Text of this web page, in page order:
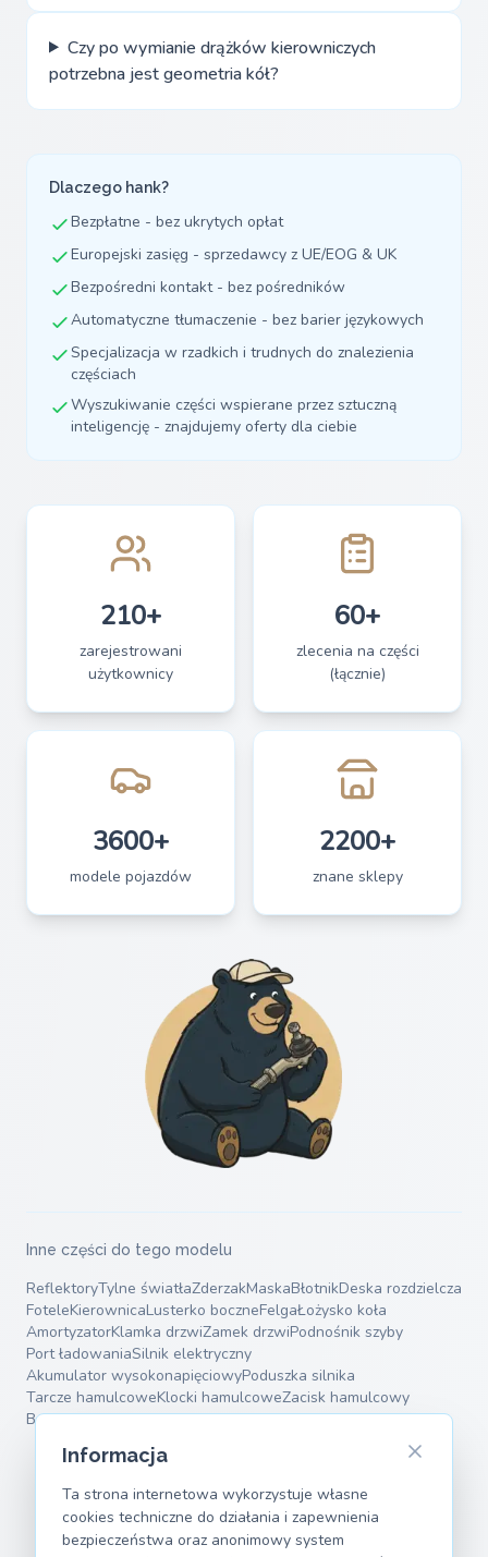
Czy po wymianie drążków kierowniczych
potrzebna jest geometria kół?
Dlaczego hank?
Bezpłatne - bez ukrytych opłat
Europejski zasięg - sprzedawcy z UE/EOG & UK
Bezpośredni kontakt - bez pośredników
Automatyczne tłumaczenie - bez barier językowych
Specjalizacja w rzadkich i trudnych do znalezienia
częściach
Wyszukiwanie części wspierane przez sztuczną
inteligencję - znajdujemy oferty dla ciebie
210+
zarejestrowani
użytkownicy
60+
zlecenia na części
(łącznie)
3600+
modele pojazdów
2200+
znane sklepy
Inne części do tego modelu
ReflektoryTylne światłaZderzakMaskaBłotnikDeska rozdzielcza
FoteleKierownicaLusterko boczneFelgaŁożysko koła
AmortyzatorKlamka drzwiZamek drzwiPodnośnik szyby
Port ładowaniaSilnik elektryczny
Akumulator wysokonapięciowyPoduszka silnika
Tarcze hamulcoweKlocki hamulcoweZacisk hamulcowy
Bęben hamulcowySprężyny zawieszeniaWahacze
Informacja
Ta strona internetowa wykorzystuje własne
cookies techniczne do działania i zapewnienia
bezpieczeństwa oraz anonimowy system